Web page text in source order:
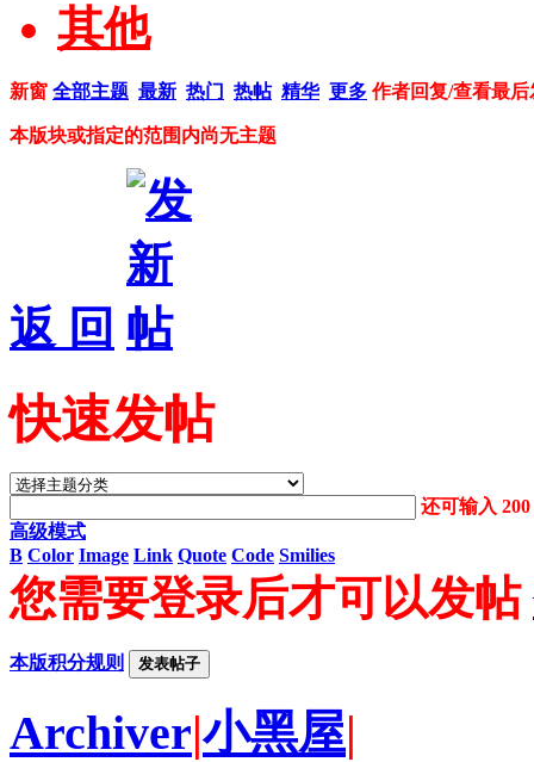
其他
新窗 全部主题 最新 热门 热帖 精华 更多 作者回复/查看最后
本版块或指定的范围内尚无主题
返 回
快速发帖
还可输入200
高级模式
B Color Image Link Quote Code Smilies
您需要登录后才可以发帖
本版积分规则 发表帖子
Archiver|小黑屋|